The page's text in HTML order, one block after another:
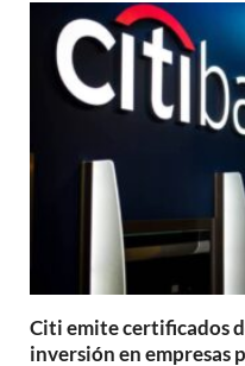
Citi emite certificados
inversión en empresas